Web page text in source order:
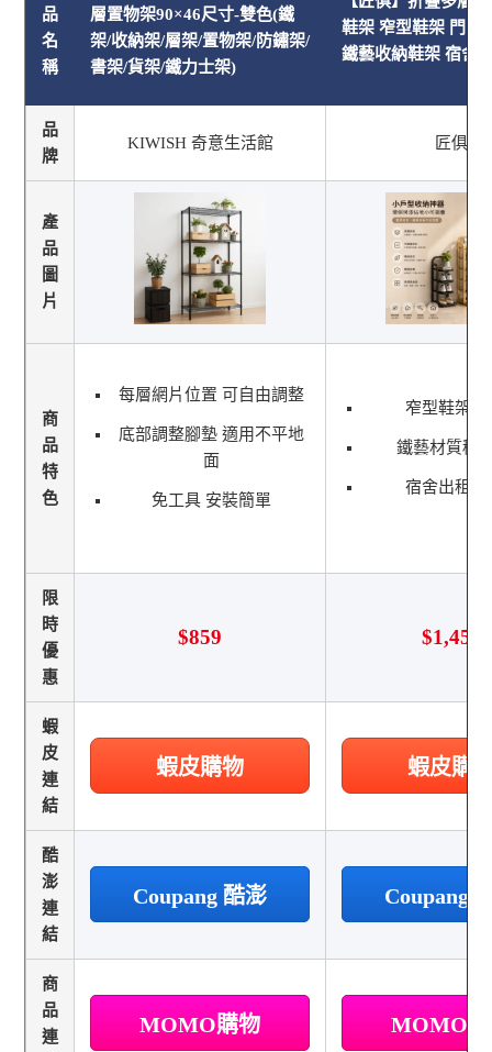
品
名
稱
層置物架90×46尺寸-雙色(鐵
架/收納架/層架/置物架/防鏽架/
書架/貨架/鐵力士架)
鞋架 窄型鞋架 門口
鐵藝收納鞋架 宿舍
品
牌
KIWISH 奇意生活館 匠俱
產
品
圖
片
商
品
特
色
每層網片位置 可自由調整
底部調整腳墊 適用不平地
面
免工具 安裝簡單
窄型鞋架好
鐵藝材質穩
宿舍出租房
限
時
優
惠
$859 $1,459
蝦
皮
連
結
蝦皮購物 蝦皮購
酷
澎
連
結
Coupang 酷澎 Coupang
商
品
連
MOMO購物 MOMO